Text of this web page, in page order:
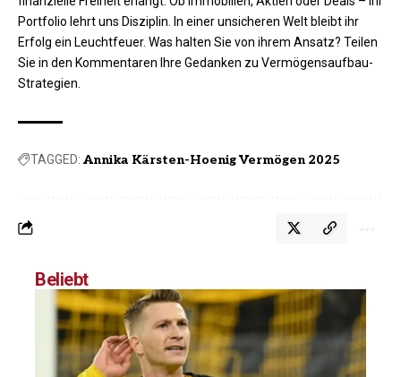
Portfolio lehrt uns Disziplin. In einer unsicheren Welt bleibt ihr
Erfolg ein Leuchtfeuer. Was halten Sie von ihrem Ansatz? Teilen
Sie in den Kommentaren Ihre Gedanken zu Vermögensaufbau-
Strategien.
TAGGED: Annika Kärsten-Hoenig Vermögen 2025
Beliebt